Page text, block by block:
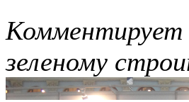
Комментирует
зеленому